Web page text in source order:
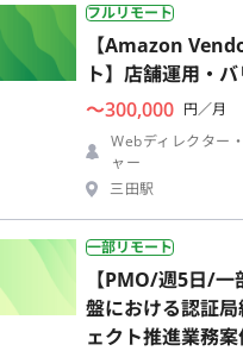
フルリモート
【Amazon
ト】店舗運用・
〜300,000 円／月
Webディレクター
ャー
三田駅
一部リモート
【PMO/週5日/
盤における認証
ェクト推進業務